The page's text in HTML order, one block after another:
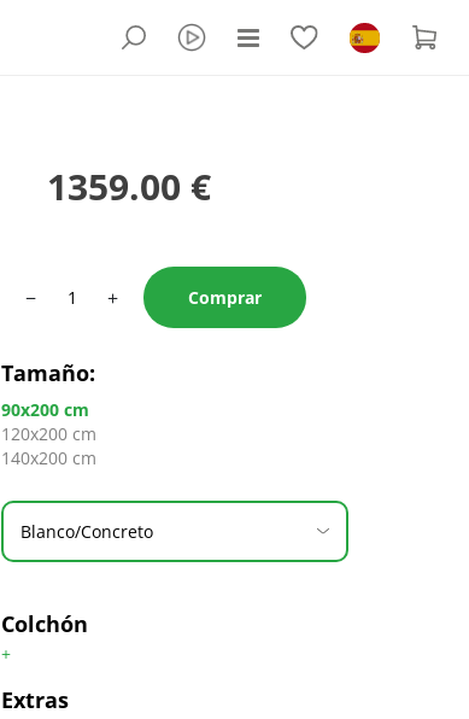
1359.00 €
− + Comprar
Tamaño:
90x200 cm
120x200 cm
140x200 cm
Blanco/Concreto
Colchón
+
Extras